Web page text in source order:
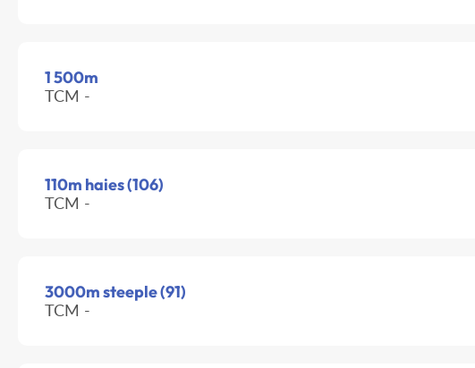
1 500m
TCM -
110m haies (106)
TCM -
3000m steeple (91)
TCM -